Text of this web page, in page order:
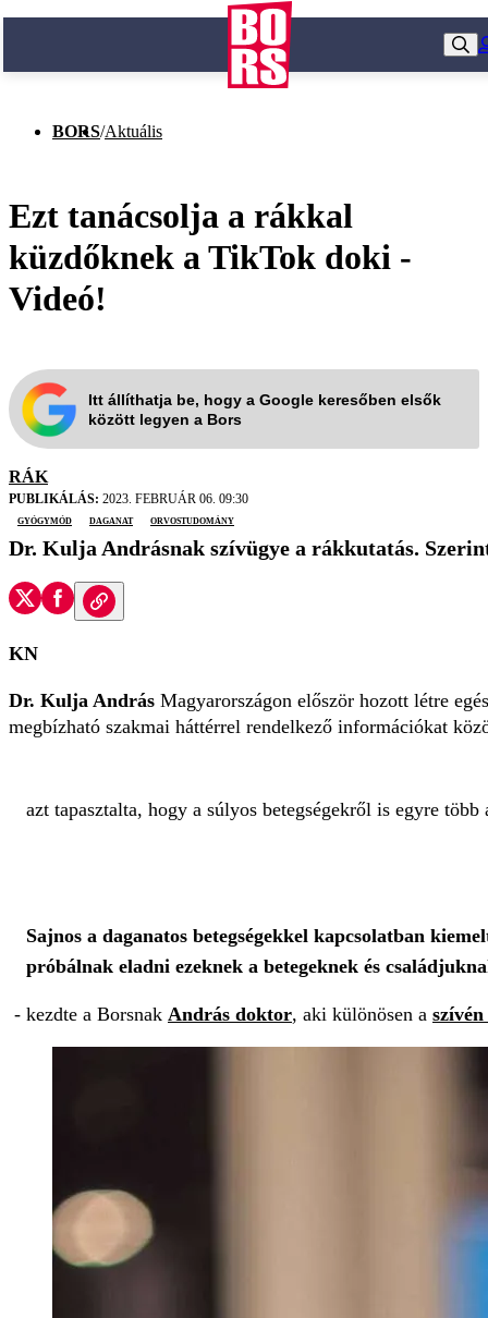
BORS/Aktuális
Ezt tanácsolja a rákkal
küzdőknek a TikTok doki -
Videó!
Itt állíthatja be, hogy a Google keresőben elsők
között legyen a Bors
RÁK
PUBLIKÁLÁS: 2023. FEBRUÁR 06. 09:30
gyógymód
daganat orvostudomány
Dr. Kulja Andrásnak szívügye a rákkutatás.
KN
Dr. Kulja András Magyarországon először hozott létre
megbízható szakmai háttérrel rendelkező információkat
azt tapasztalta, hogy a súlyos betegségekről is egyre
Sajnos a daganatos betegségekkel kapcsolatban
próbálnak eladni ezeknek a betegeknek és
- kezdte a Borsnak András doktor, aki különösen a